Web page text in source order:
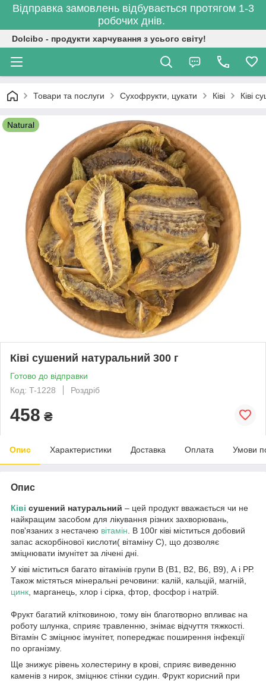
Відправка замовлень відбувається протягом 1-3
робочих днів.
Dolcibo - продукти харчування з усього світу!
Товари та послуги Сухофрукти, цукати Ківі Ківі
Natural
Ківі сушений натуральний 300 г
Готово до відправки
Код: T-1228
Роздріб
458 ₴
Опис Характеристики Доставка Оплата Умови
Опис
Ківі сушений натуральний – цей продукт вважається чи не
найкращим засобом для лікування різних захворювань,
пов'язаних з нестачею вітамін . В 100г ківі міститься добовий
запас аскорбінової кислоти( вітаміну C), що дозволяє
зміцнювати імунітет за лічені дні.
У ківі міститься багато вітамінів групи В (В1, В2, В6, В9), А і РР.
Також містяться мінеральні речовини: калій, кальцій, магній,
цинк , марганець, хлор і сірка, фтор, фосфор і натрій.
Фрукт багатий клітковиною, тому він благотворно впливає на
роботу шлунка, сприяє травленню, знімає відчуття тяжкості.
Вітамін С зміцнює імунітет, попереджає поширення інфекції
по організму.
Ще знижує рівень холестерину в крові, сприяє виведенню
каменів з нирок, зміцнює стінки судин. Фрукт корисний при